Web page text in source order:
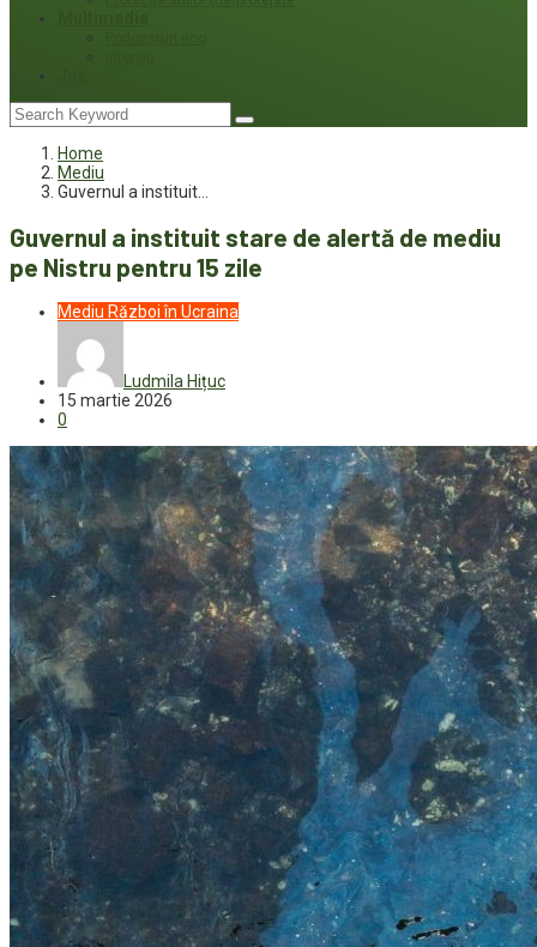
Home
Mediu
Guvernul a instituit…
Guvernul a instituit stare de alertă de mediu
pe Nistru pentru 15 zile
Mediu Război în Ucraina
Ludmila Hițuc
15 martie 2026
0